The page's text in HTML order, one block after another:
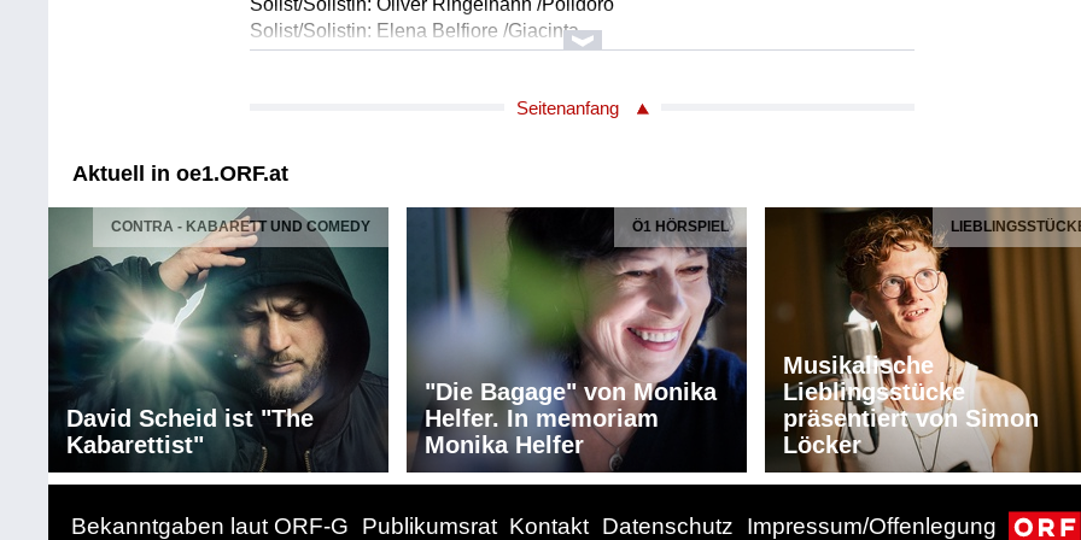
Solist/Solistin: Oliver Ringelhahn /Polidoro
Solist/Solistin: Elena Belfiore /Giacinta
Solist/Solistin: David Steffens /Simone
Orchester: Münchner Rundfunkorchester
Länge: 117:08 min
Textdichter/Textdichterin, Textquelle: Wolfgang Amadeus Mozart
Titel: Brief an den Vater, München 29. 9. 1777 und 30. 9. 1777
Solist/Solistin: Max Müller /Sprache
Länge: 02:44 min
Label: Solo Musica Worte & Musik SM 1
Komponist/Komponistin: Wolfgang Amadeus Mozart
Titel: Dans un bois soitaire, Ariette KV 308
Solist/Solistin: Max Müller /Bariton
Solist/Solistin: Volker Nemmer /Klavier
Label: Solo Musica Worte & Musik SM 1
Seitenanfang
Aktuell in oe1.ORF.at
CONTRA - KABARETT UND COMEDY
David Scheid ist "The
Kabarettist"
Ö1 HÖRSPIEL
"Die Bagage" von Monika
Helfer. In memoriam
Monika Helfer
Musikalische
Lieblingsstücke
präsentiert von Simon
Löcker
Bekanntgaben laut ORF-G Publikumsrat Kontakt Datenschutz Impressum/Offenlegung